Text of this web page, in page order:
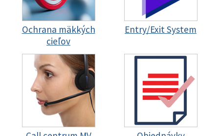
Ochrana mäkkých
cieľov
Entry/Exit System